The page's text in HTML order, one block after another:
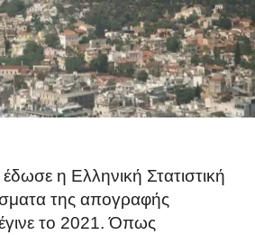
η Ελληνική Στατιστική
της απογραφής
το 2021. Όπως